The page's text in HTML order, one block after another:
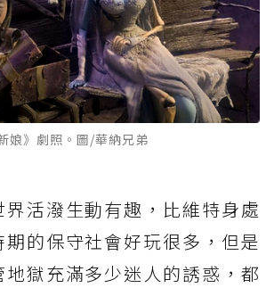
娘》劇照。圖/華納兄弟
活潑生動有趣，比維特身處
的保守社會好玩很多，但是
獄充滿多少迷人的誘惑，都